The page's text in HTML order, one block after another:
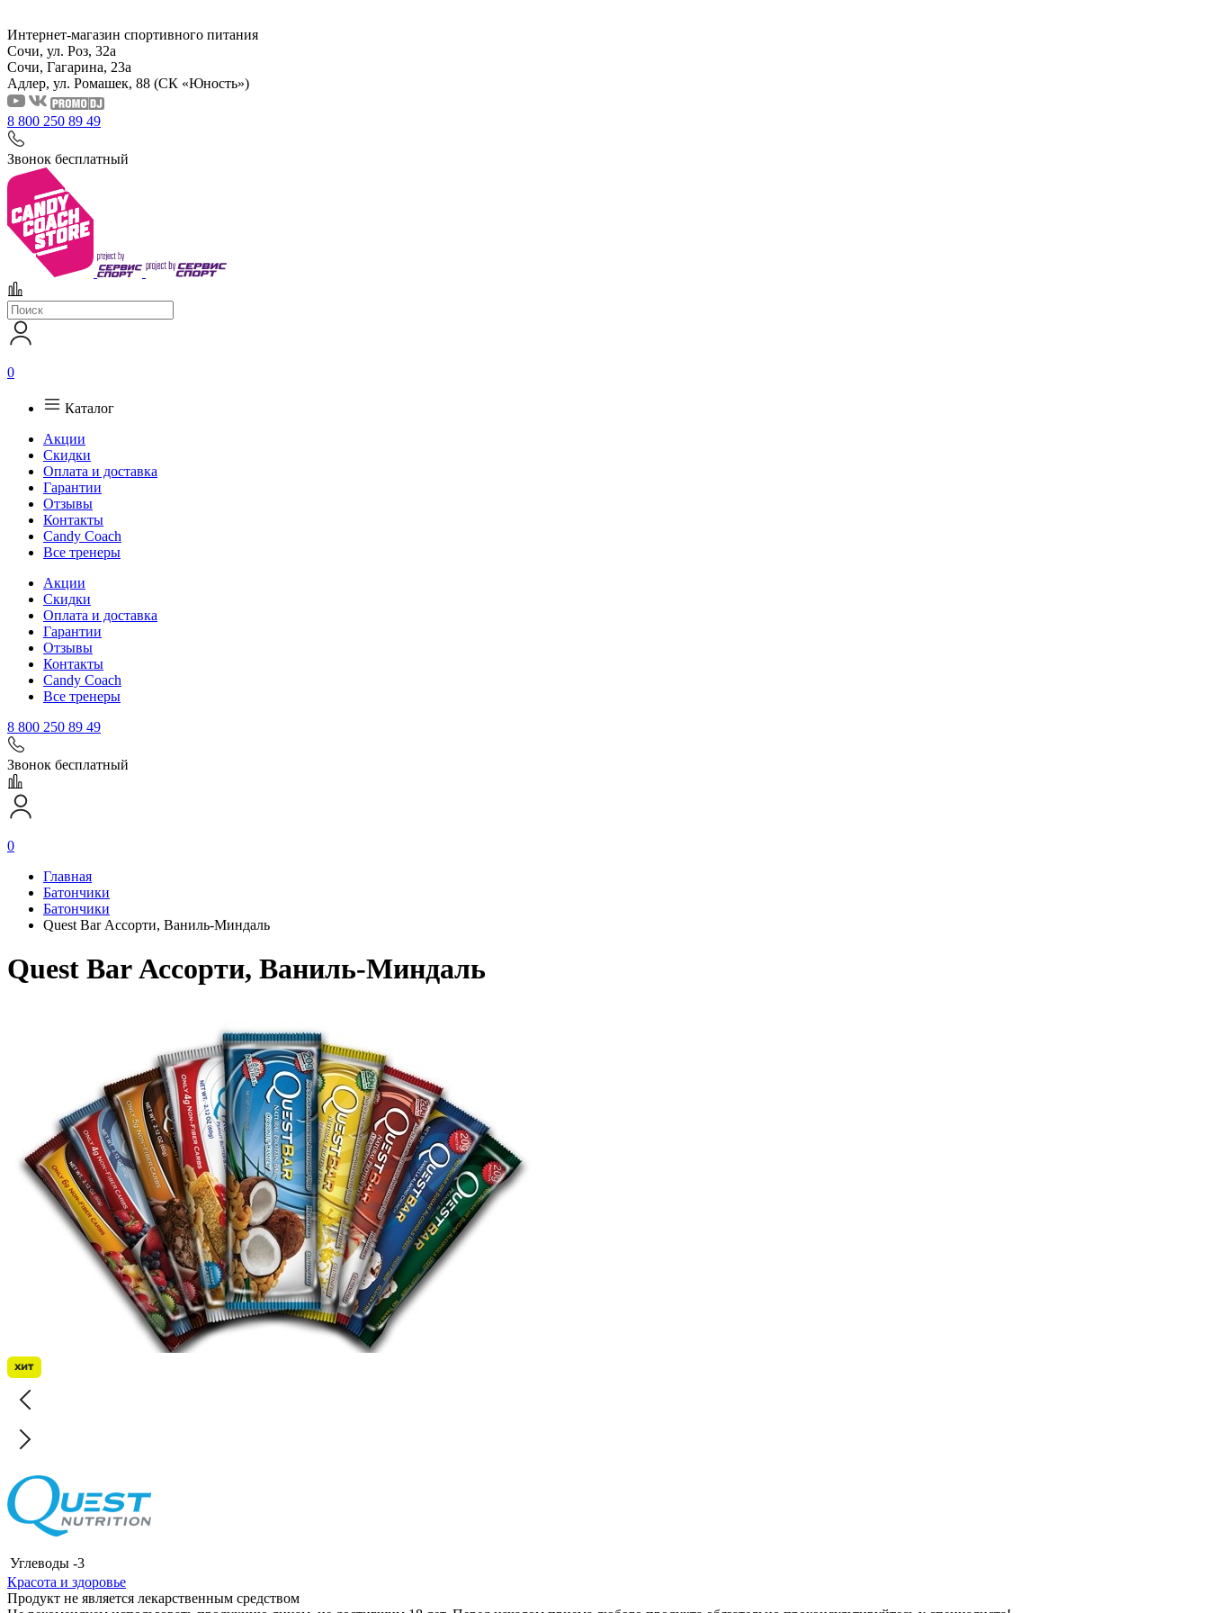
Интернет-магазин спортивного питания
Сочи, ул. Роз, 32а
Сочи, Гагарина, 23а
Адлер, ул. Ромашек, 88 (СК «Юность»)
8 800 250 89 49
Звонок бесплатный
0
Каталог
Акции
Скидки
Оплата и доставка
Гарантии
Отзывы
Контакты
Candy Coach
Все тренеры
Акции
Скидки
Оплата и доставка
Гарантии
Отзывы
Контакты
Candy Coach
Все тренеры
8 800 250 89 49
Звонок бесплатный
0
Главная
Батончики
Батончики
Quest Bar Ассорти, Ваниль-Миндаль
Quest Bar Ассорти, Ваниль-Миндаль
Углеводы -3
Красота и здоровье
Продукт не является лекарственным средством